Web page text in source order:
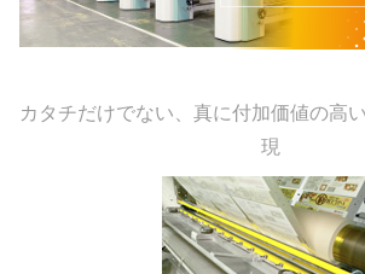
カタチだけでない、真に付加価値の高
現